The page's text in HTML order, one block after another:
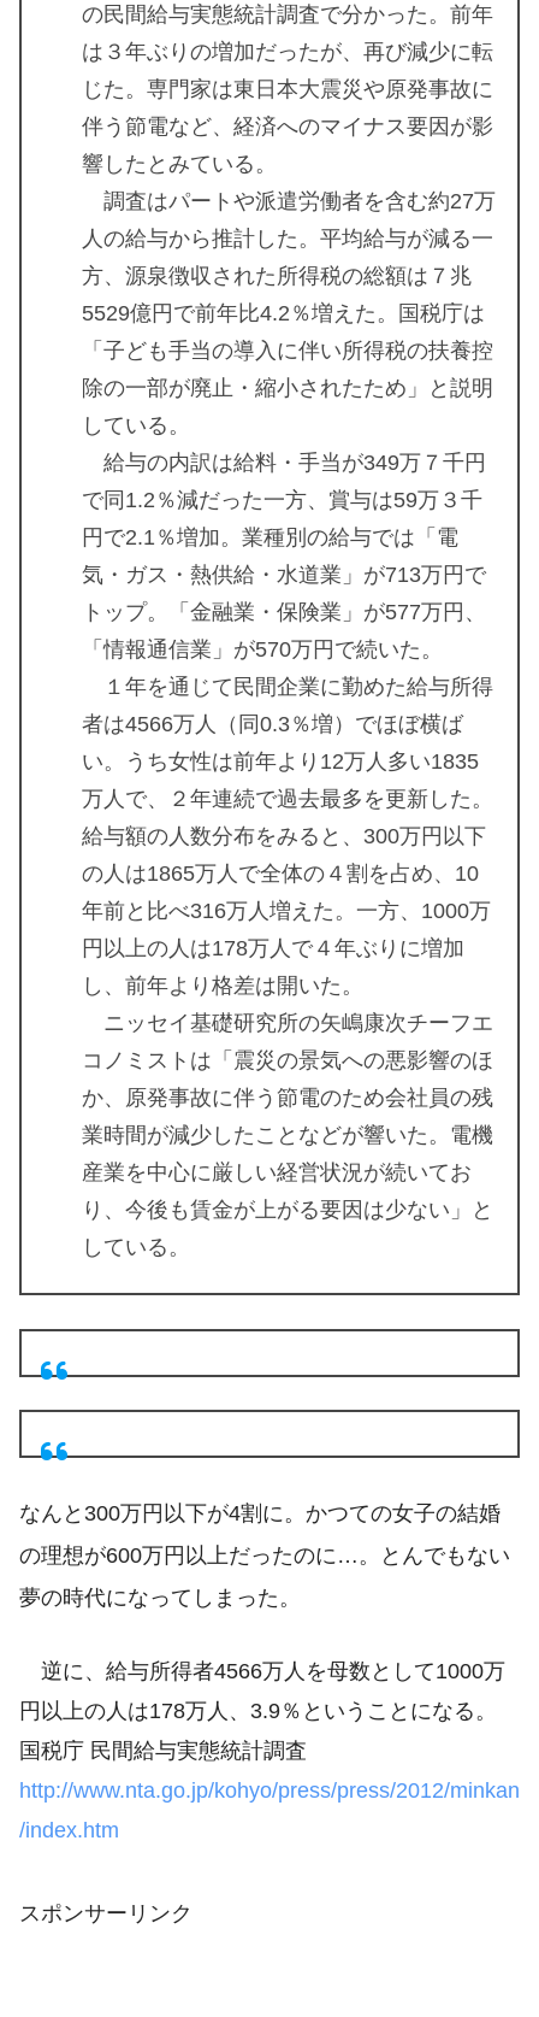
の民間給与実態統計調査で分かった。前年
は３年ぶりの増加だったが、再び減少に転
じた。専門家は東日本大震災や原発事故に
伴う節電など、経済へのマイナス要因が影
響したとみている。
調査はパートや派遣労働者を含む約27万
人の給与から推計した。平均給与が減る一
方、源泉徴収された所得税の総額は７兆
5529億円で前年比4.2％増えた。国税庁は
「子ども手当の導入に伴い所得税の扶養控
除の一部が廃止・縮小されたため」と説明
している。
給与の内訳は給料・手当が349万７千円
で同1.2％減だった一方、賞与は59万３千
円で2.1％増加。業種別の給与では「電
気・ガス・熱供給・水道業」が713万円で
トップ。「金融業・保険業」が577万円、
「情報通信業」が570万円で続いた。
１年を通じて民間企業に勤めた給与所得
者は4566万人（同0.3％増）でほぼ横ば
い。うち女性は前年より12万人多い1835
万人で、２年連続で過去最多を更新した。
給与額の人数分布をみると、300万円以下
の人は1865万人で全体の４割を占め、10
年前と比べ316万人増えた。一方、1000万
円以上の人は178万人で４年ぶりに増加
し、前年より格差は開いた。
ニッセイ基礎研究所の矢嶋康次チーフエ
コノミストは「震災の景気への悪影響のほ
か、原発事故に伴う節電のため会社員の残
業時間が減少したことなどが響いた。電機
産業を中心に厳しい経営状況が続いてお
り、今後も賃金が上がる要因は少ない」と
している。
なんと300万円以下が4割に。かつての女子の結婚
の理想が600万円以上だったのに…。とんでもない
夢の時代になってしまった。
逆に、給与所得者4566万人を母数として1000万
円以上の人は178万人、3.9％ということになる。
国税庁 民間給与実態統計調査
http://www.nta.go.jp/kohyo/press/press/2012/minkan
/index.htm
スポンサーリンク